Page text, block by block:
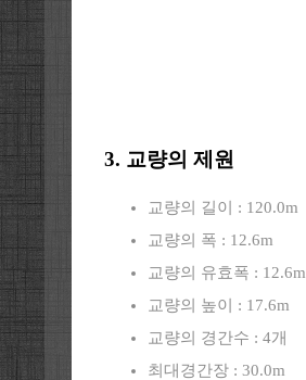
3. 교량의 제원
교량의 길이 : 120.0m
교량의 폭 : 12.6m
교량의 유효폭 : 12.6m
교량의 높이 : 17.6m
교량의 경간수 : 4개
최대경간장 : 30.0m